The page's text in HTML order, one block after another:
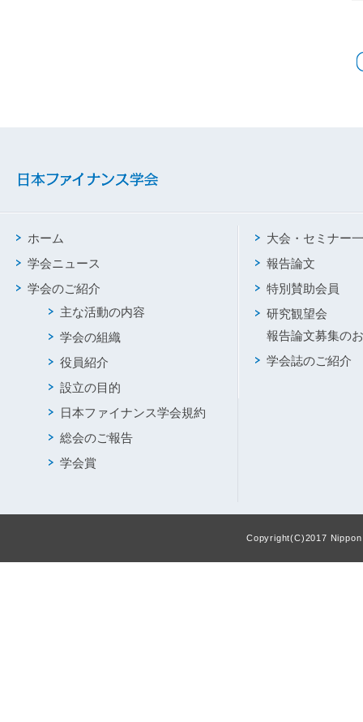
ホーム
学会ニュース
学会のご紹介
主な活動の内容
学会の組織
役員紹介
設立の目的
日本ファイナンス学会規約
総会のご報告
学会賞
大会・セミナー
報告論文
特別賛助会員
研究観望会
報告論文募集の
学会誌のご紹介
Copyright(C)2017